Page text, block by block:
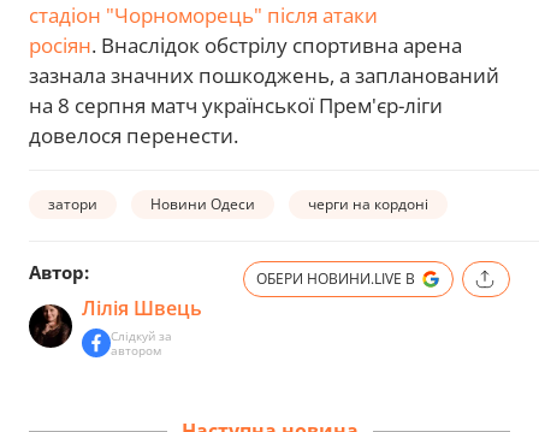
стадіон "Чорноморець" після атаки
росіян. Внаслідок обстрілу спортивна арена
зазнала значних пошкоджень, а запланований
на 8 серпня матч української Прем'єр-ліги
довелося перенести.
затори Новини Одеси черги на кордоні
Автор:
Лілія Швець
Слідкуй за
автором
ОБЕРИ НОВИНИ.LIVE В